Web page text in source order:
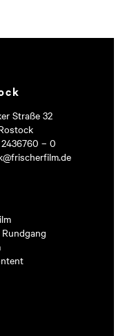
Straße 32
– 0
kurze Sätze zum
zu.
behandelt und nur, um
du in unseren